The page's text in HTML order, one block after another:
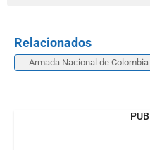
Relacionados
Armada Nacional de Colombia